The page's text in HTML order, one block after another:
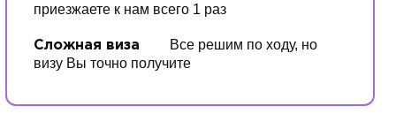
приезжаете к нам всего 1 раз
Сложная виза
Все решим по ходу, но
визу Вы точно получите